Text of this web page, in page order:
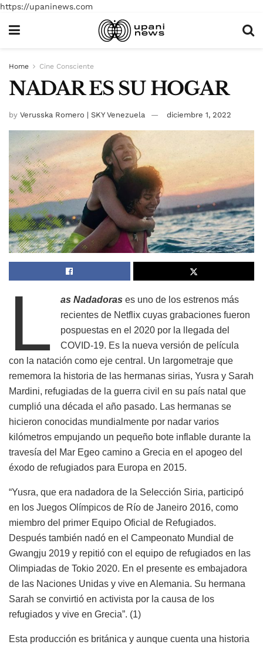
https://upaninews.com
Home Cine Consciente
NADAR ES SU HOGAR
by Verusska Romero | SKY Venezuela diciembre 1, 2022
L as Nadadoras es uno de los estrenos más
recientes de Netflix cuyas grabaciones fueron
pospuestas en el 2020 por la llegada del
COVID-19. Es la nueva versión de película
con la natación como eje central. Un largometraje que
rememora la historia de las hermanas sirias, Yusra y Sarah
Mardini, refugiadas de la guerra civil en su país natal que
cumplió una década el año pasado. Las hermanas se
hicieron conocidas mundialmente por nadar varios
kilómetros empujando un pequeño bote inflable durante la
travesía del Mar Egeo camino a Grecia en el apogeo del
éxodo de refugiados para Europa en 2015.
“Yusra, que era nadadora de la Selección Siria, participó
en los Juegos Olímpicos de Río de Janeiro 2016, como
miembro del primer Equipo Oficial de Refugiados.
Después también nadó en el Campeonato Mundial de
Gwangju 2019 y repitió con el equipo de refugiados en las
Olimpiadas de Tokio 2020. En el presente es embajadora
de las Naciones Unidas y vive en Alemania. Su hermana
Sarah se convirtió en activista por la causa de los
refugiados y vive en Grecia”. (1)
Esta producción es británica y aunque cuenta una historia